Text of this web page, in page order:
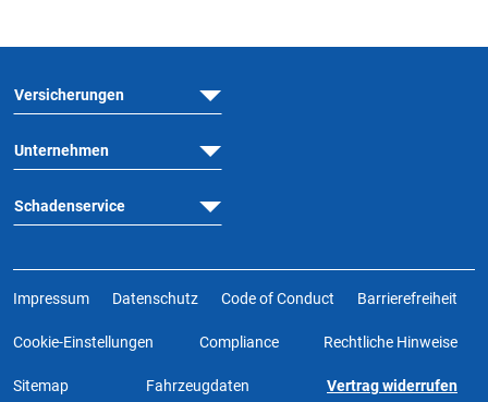
Versicherungen
Unternehmen
Schadenservice
Impressum Datenschutz Code of Conduct Barrierefreiheit
Cookie-Einstellungen Compliance Rechtliche Hinweise
Sitemap Fahrzeugdaten Vertrag widerrufen